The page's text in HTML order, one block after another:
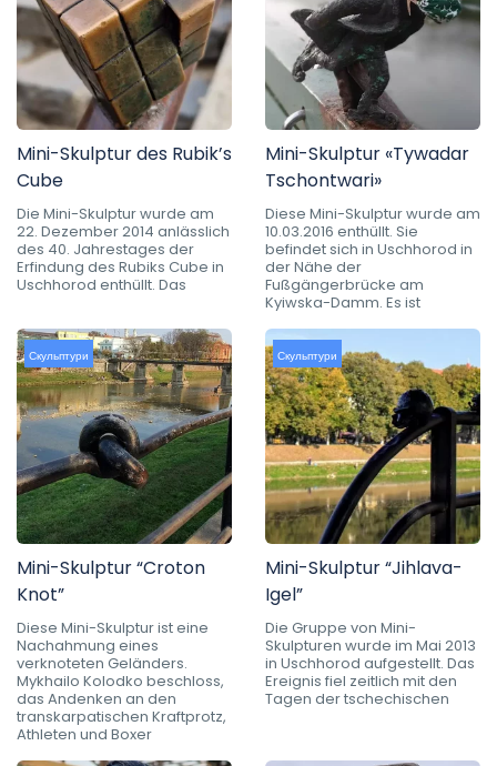
Mini-Skulptur des Rubik’s
Cube
Die Mini-Skulptur wurde am
22. Dezember 2014 anlässlich
des 40. Jahrestages der
Erfindung des Rubiks Cube in
Uschhorod enthüllt. Das
Mini-Skulptur «Tywadar
Tschontwari»
Diese Mini-Skulptur wurde am
10.03.2016 enthüllt. Sie
befindet sich in Uschhorod in
der Nähe der
Fußgängerbrücke am
Kyiwska-Damm. Es ist
Скульптури
Mini-Skulptur “Croton
Knot”
Diese Mini-Skulptur ist eine
Nachahmung eines
verknoteten Geländers.
Mykhailo Kolodko beschloss,
das Andenken an den
transkarpatischen Kraftprotz,
Athleten und Boxer
Скульптури
Mini-Skulptur “Jihlava-
Igel”
Die Gruppe von Mini-
Skulpturen wurde im Mai 2013
in Uschhorod aufgestellt. Das
Ereignis fiel zeitlich mit den
Tagen der tschechischen